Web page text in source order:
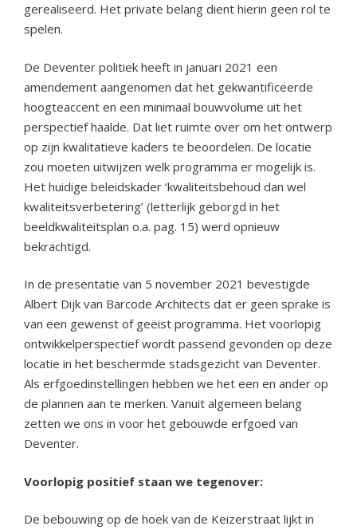
gerealiseerd. Het private belang dient hierin geen rol te
spelen.
De Deventer politiek heeft in januari 2021 een
amendement aangenomen dat het gekwantificeerde
hoogteaccent en een minimaal bouwvolume uit het
perspectief haalde. Dat liet ruimte over om het ontwerp
op zijn kwalitatieve kaders te beoordelen. De locatie
zou moeten uitwijzen welk programma er mogelijk is.
Het huidige beleidskader ‘kwaliteitsbehoud dan wel
kwaliteitsverbetering’ (letterlijk geborgd in het
beeldkwaliteitsplan o.a. pag. 15) werd opnieuw
bekrachtigd.
In de presentatie van 5 november 2021 bevestigde
Albert Dijk van Barcode Architects dat er geen sprake is
van een gewenst of geëist programma. Het voorlopig
ontwikkelperspectief wordt passend gevonden op deze
locatie in het beschermde stadsgezicht van Deventer.
Als erfgoedinstellingen hebben we het een en ander op
de plannen aan te merken. Vanuit algemeen belang
zetten we ons in voor het gebouwde erfgoed van
Deventer.
Voorlopig positief staan we tegenover:
De bebouwing op de hoek van de Keizerstraat lijkt in